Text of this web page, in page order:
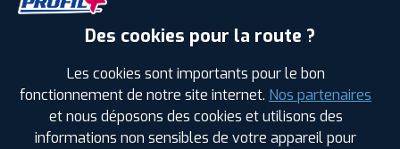
Sous réserve de disponibilité en agence
SPÉCIFICATIONS AVIS CLIENTS ÉTIQUETAGE
Des cookies pour la route ?
Les cookies sont importants pour le bon
fonctionnement de notre site internet. Nos partenaires
et nous déposons des cookies et utilisons des
informations non sensibles de votre appareil pour